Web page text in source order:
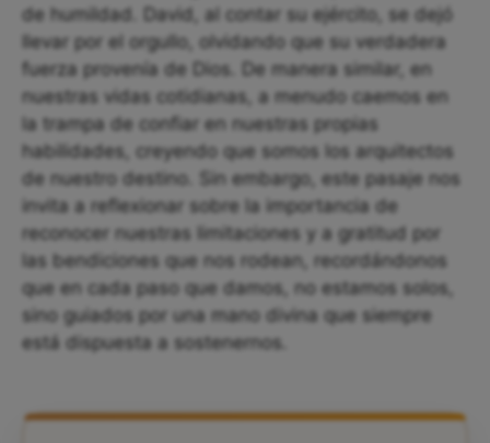
de humildad. David, al contar su ejército, se dejó
llevar por el orgullo, olvidando que su verdadera
fuerza provenía de Dios. De manera similar, en
nuestras vidas cotidianas, a menudo caemos en
la trampa de confiar en nuestras propias
habilidades, creyendo que somos los arquitectos
de nuestro destino. Sin embargo, este pasaje nos
invita a reflexionar sobre la importancia de
reconocer nuestras limitaciones y a gratitud por
las bendiciones que nos rodean, recordándonos
que en cada paso que damos, no estamos solos,
sino guiados por una mano divina que siempre
está dispuesta a sostenernos.